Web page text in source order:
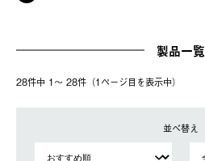
製品一覧
28件中 1〜 28件（1ページ⽬を表⽰中）
並べ替え